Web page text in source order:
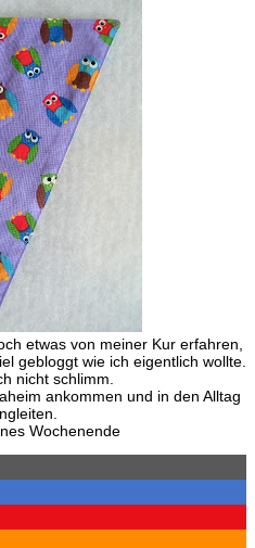
etwas von meiner Kur erfahren,
gebloggt wie ich eigentlich wollte.
nicht schlimm.
ankommen und in den Alltag
Wochenende